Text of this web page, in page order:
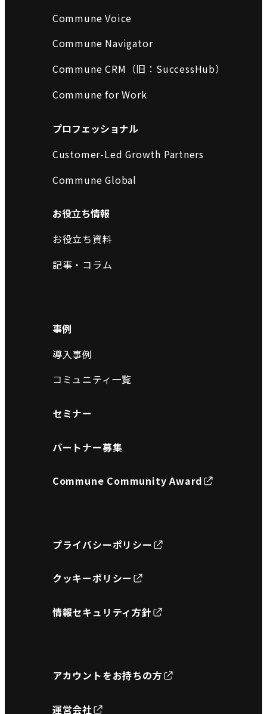
Commune Voice
Commune Navigator
Commune CRM（旧：SuccessHub）
Commune for Work
プロフェッショナル
Customer-Led Growth Partners
Commune Global
お役立ち情報
お役立ち資料
記事・コラム
事例
導入事例
コミュニティ一覧
セミナー
パートナー募集
Commune Community Award
プライバシーポリシー
クッキーポリシー
情報セキュリティ方針
アカウントをお持ちの方
運営会社